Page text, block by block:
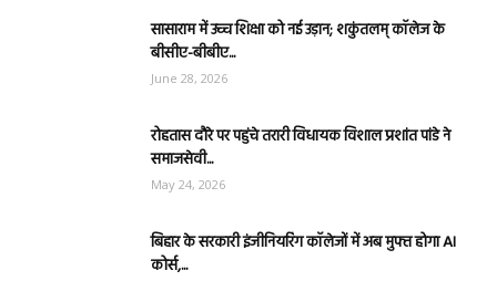
सासाराम में उच्च शिक्षा को नई उड़ान; शकुंतलम् कॉलेज के
बीसीए-बीबीए...
June 28, 2026
रोहतास दौरे पर पहुंचे तरारी विधायक विशाल प्रशांत पांडे ने
समाजसेवी...
May 24, 2026
बिहार के सरकारी इंजीनियरिंग कॉलेजों में अब मुफ्त होगा AI
कोर्स,...